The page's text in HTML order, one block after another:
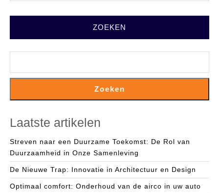
ZOEKEN
Zoeken
Laatste artikelen
Streven naar een Duurzame Toekomst: De Rol van
Duurzaamheid in Onze Samenleving
De Nieuwe Trap: Innovatie in Architectuur en Design
Optimaal comfort: Onderhoud van de airco in uw auto